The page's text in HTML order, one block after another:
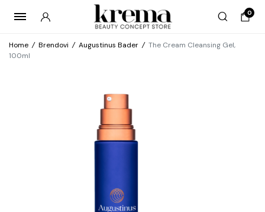
0
Home / Brendovi / Augustinus Bader / The Cream Cleansing Gel,
100ml